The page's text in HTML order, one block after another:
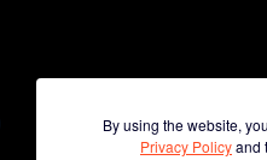
By using the website,
Privacy Policyand